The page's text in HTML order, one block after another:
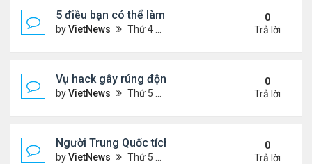
5 điều bạn có thể làm để thăng tiến sự nghiệp
byVietNews Thứ 4 Tháng 10 19, 2022 4:40 pm
0
Trả lời
Vụ hack gây rúng động Australia
byVietNews Thứ 5 Tháng 9 29, 2022 4:48 pm
0
Trả lời
Người Trung Quốc tích cực mua bán đồ hiệu cũ
byVietNews Thứ 5 Tháng 9 29, 2022 4:43 pm
0
Trả lời